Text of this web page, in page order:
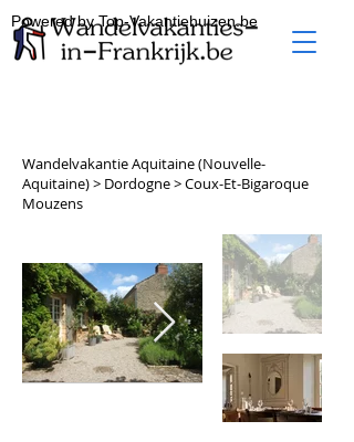
Powered by Top-Vakantiehuizen.be
Wandelvakantie Aquitaine (Nouvelle-
Aquitaine) > Dordogne > Coux-Et-Bigaroque
Mouzens